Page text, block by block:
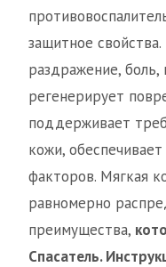
защитное
раздражение,
регенерирует
поддерживает
кожи,
факторов. Мягкая
равномерно
преимущества,
Спасатель.